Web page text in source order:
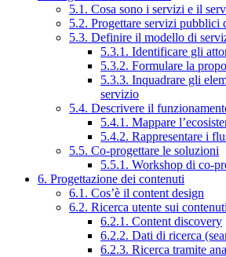
5.1. Cosa sono i servizi e il
5.2. Progettare servizi pubblici
5.3. Definire il modello di
5.3.1. Identificare gli
5.3.2. Formulare la
5.3.3. Inquadrare gli
servizio
5.4. Descrivere il
5.4.1. Mappare
5.4.2. Rappresentare i
5.5. Co-progettare le soluzioni
5.5.1. Workshop di co-
6. Progettazione dei contenuti
6.1. Cos’è il content design
6.2. Ricerca utente sui
6.2.1. Content discovery
6.2.2. Dati di ricerca
6.2.3. Ricerca tramite